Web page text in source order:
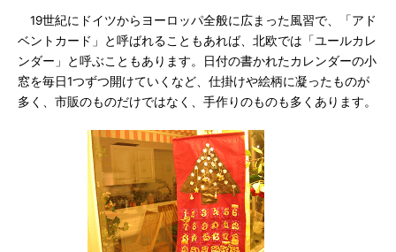
19世紀にドイツからヨーロッパ全般に広まった風習で、「アド
ベントカード」と呼ばれることもあれば、北欧では「ユールカレ
ンダー」と呼ぶこともあります。日付の書かれたカレンダーの小
窓を毎日1つずつ開けていくなど、仕掛けや絵柄に凝ったものが
多く、市販のものだけではなく、手作りのものも多くあります。